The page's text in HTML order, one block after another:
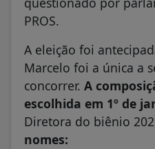
PROS.
A eleição foi
Marcelo foi a única a
concorrer. A
escolhida em 1º de
Diretora do biênio
nomes: